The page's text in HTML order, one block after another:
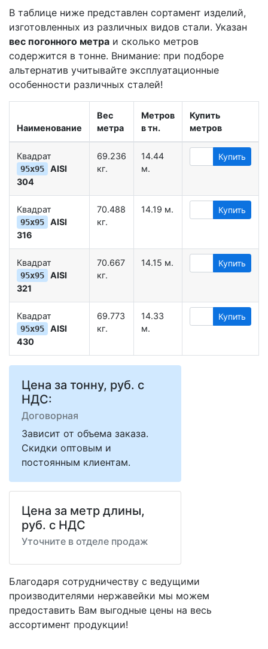
В таблице ниже представлен сортамент изделий,
изготовленных из различных видов стали. Указан
вес погонного метра и сколько метров
содержится в тонне. Внимание: при подборе
альтернатив учитывайте эксплуатационные
особенности различных сталей!
Наименование
Вес
метра
Метров
в тн.
Купить
метров
Квадрат
95х95
AISI
304
69.236
кг.
14.44
м.
Купить
Квадрат
95х95
AISI
316
70.488
кг.
14.19 м. Купить
Квадрат
95х95
AISI
321
70.667
кг.
14.15 м. Купить
Квадрат
95х95
AISI
430
69.773
кг.
14.33
м.
Купить
Цена за тонну, руб. с
НДС:
Договорная
Зависит от объема заказа.
Скидки оптовым и
постоянным клиентам.
Цена за метр длины,
руб. с НДС
Уточните в отделе продаж
Благодаря сотрудничеству с ведущими
производителями нержавейки мы можем
предоставить Вам выгодные цены на весь
ассортимент продукции!